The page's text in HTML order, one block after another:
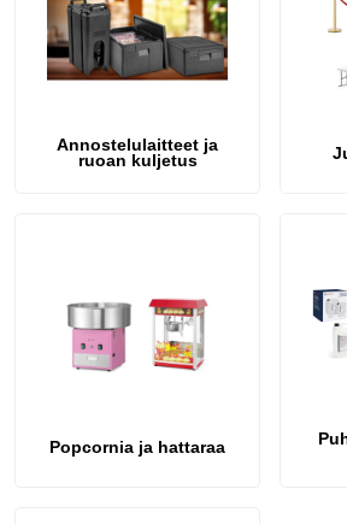
Annostelulaitteet ja
ruoan kuljetus
Popcornia ja hattaraa